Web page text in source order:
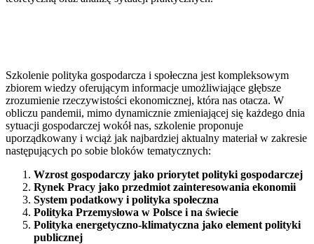
Szkolenie polityka gospodarcza i społeczna jest kompleksowym
zbiorem wiedzy oferującym informacje umożliwiające głębsze
zrozumienie rzeczywistości ekonomicznej, która nas otacza. W
obliczu pandemii, mimo dynamicznie zmieniającej się każdego dnia
sytuacji gospodarczej wokół nas, szkolenie proponuje
uporządkowany i wciąż jak najbardziej aktualny materiał w zakresie
następujących po sobie bloków tematycznych:
Wzrost gospodarczy jako priorytet polityki gospodarczej
Rynek Pracy jako przedmiot zainteresowania ekonomii
System podatkowy i polityka społeczna
Polityka Przemysłowa w Polsce i na świecie
Polityka energetyczno-klimatyczna jako element polityki
publicznej